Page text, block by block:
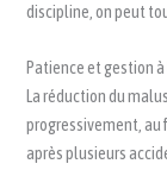
discipline, on peut
Patience et gestion
La réduction du
progressivement, au
après plusieurs